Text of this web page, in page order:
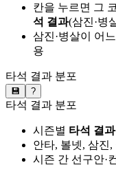
칸을 누르면 그
석 결과(삼진·병
삼진·병살이 어
용
타석 결과 분포
💾 ?
타석 결과 분포
시즌별 타석 결
안타, 볼넷, 삼진
시즌 간 선구안·